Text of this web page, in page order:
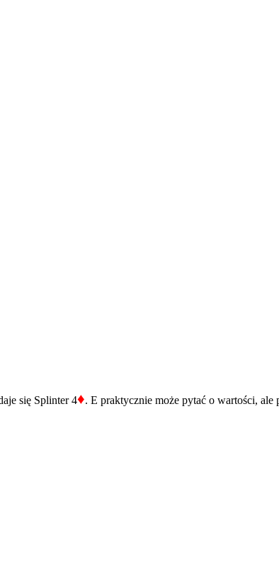
się Splinter 4♦. E praktycznie może pytać o wartości,